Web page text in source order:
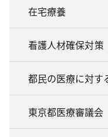
在宅療養
看護人材確保対策
都民の医療に対す
東京都医療審議会